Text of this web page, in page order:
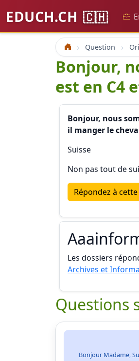
EDUCH.CH 🇨🇭
Accueil Question
Bonjour,
est en C4
Bonjour, nous
il manger le
Suisse
Non pas tout de
Répondez à
Les dossiers
Archives et
Questions
Bonjour Madame,